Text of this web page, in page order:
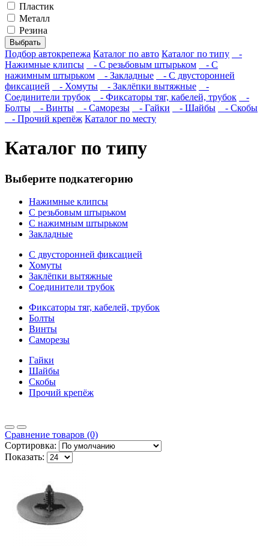
Пластик
Металл
Резина
Выбрать
Подбор автокрепежа Каталог по авто Каталог по типу
-
Нажимные клипсы
- С резьбовым штырьком
- С
нажимным штырьком
- Закладные
- С двусторонней
фиксацией
- Хомуты - Заклёпки вытяжные
-
Соединители трубок
- Фиксаторы тяг, кабелей, трубок
-
Болты
- Винты - Саморезы - Гайки - Шайбы
- Скобы
- Прочий крепёж Каталог по месту
Каталог по типу
Выберите подкатегорию
Нажимные клипсы
С резьбовым штырьком
С нажимным штырьком
Закладные
С двусторонней фиксацией
Хомуты
Заклёпки вытяжные
Соединители трубок
Фиксаторы тяг, кабелей, трубок
Болты
Винты
Саморезы
Гайки
Шайбы
Скобы
Прочий крепёж
Сравнение товаров (0)
Сортировка:
Показать: